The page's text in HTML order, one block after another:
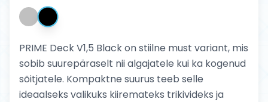
PRIME Deck V1,5 Black on stiilne must variant, mis
sobib suurepäraselt nii algajatele kui ka kogenud
sõitjatele. Kompaktne suurus teeb selle
ideaalseks valikuks kiiremateks trikivideks ja